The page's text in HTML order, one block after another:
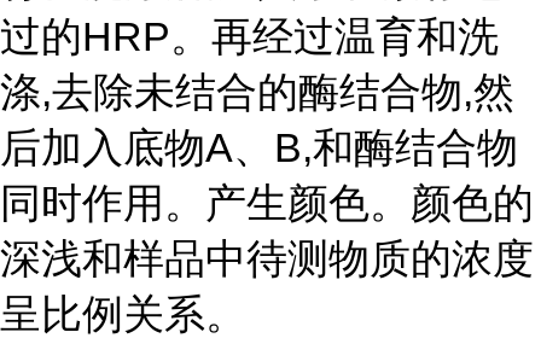
过的HRP。再经过温育和洗
涤,去除未结合的酶结合物,然
后加入底物A、B,和酶结合物
同时作用。产生颜色。颜色的
深浅和样品中待测物质的浓度
呈比例关系。